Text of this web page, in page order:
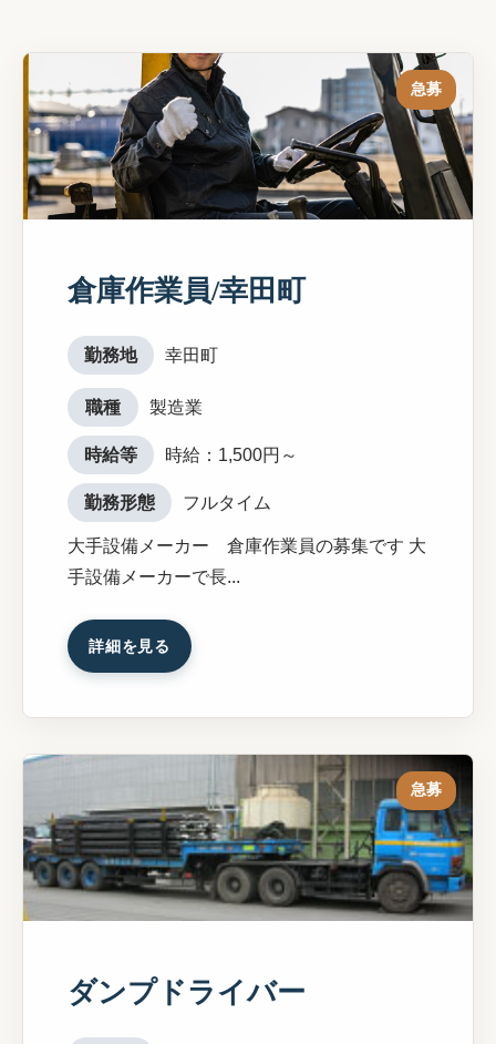
急募
倉庫作業員/幸田町
勤務地 幸田町
職種 製造業
時給等 時給：1,500円～
勤務形態 フルタイム
大手設備メーカー 倉庫作業員の募集です 大
手設備メーカーで長...
詳細を見る
急募
ダンプドライバー